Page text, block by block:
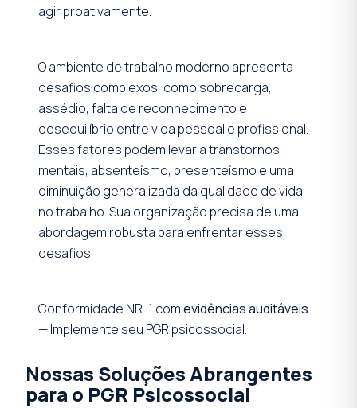
agir proativamente.
O ambiente de trabalho moderno apresenta
desafios complexos, como sobrecarga,
assédio, falta de reconhecimento e
desequilíbrio entre vida pessoal e profissional.
Esses fatores podem levar a transtornos
mentais, absenteísmo, presenteísmo e uma
diminuição generalizada da qualidade de vida
no trabalho. Sua organização precisa de uma
abordagem robusta para enfrentar esses
desafios.
Conformidade NR-1 comevidências auditáveis
— Implemente seu PGR psicossocial.
Nossas Soluções Abrangentes
para o PGR Psicossocial